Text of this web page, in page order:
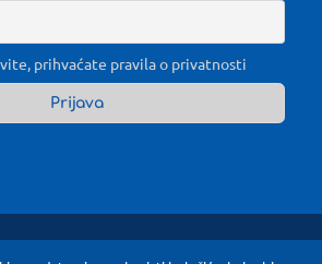
prihvaćate pravila o privatnosti